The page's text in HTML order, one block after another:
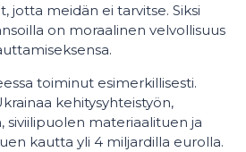
jotta meidän ei tarvitse. Siksi
on moraalinen velvollisuus
toiminut esimerkillisesti.
kehitysyhteistyön,
siviilipuolen materiaalituen ja
kautta yli 4 miljardilla eurolla.